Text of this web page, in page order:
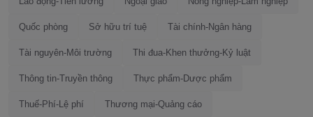
Quốc phòng Sở hữu trí tuệ Tài chính-Ngân hàng
Tài nguyên-Môi trường Thi đua-Khen thưởng-Kỷ luật
Thông tin-Truyền thông Thực phẩm-Dược phẩm
Thuế-Phí-Lệ phí Thương mại-Quảng cáo